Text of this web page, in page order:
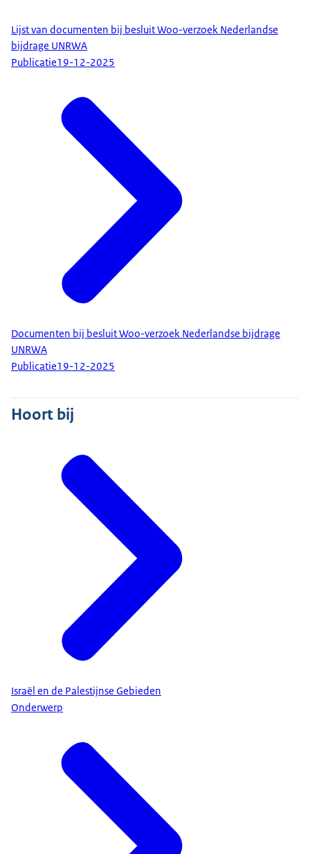
Lijst van documenten bij besluit Woo-verzoek Nederlandse
bijdrage UNRWA
Publicatie19-12-2025
Documenten bij besluit Woo-verzoek Nederlandse bijdrage
UNRWA
Publicatie19-12-2025
Hoort bij
Israël en de Palestijnse Gebieden
Onderwerp